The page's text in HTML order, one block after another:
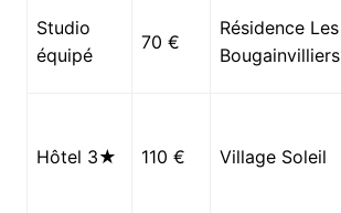
Studio
équipé
70 €
Résidence Les
Bougainvilliers
Hôtel 3★ 110 € Village Soleil